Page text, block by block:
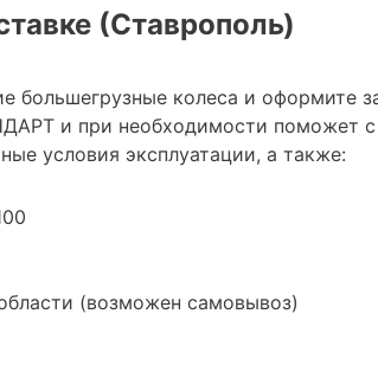
(Ставрополь)
большегрузные колеса и оформите
и при необходимости поможет
условия эксплуатации, а также:
(возможен самовывоз)